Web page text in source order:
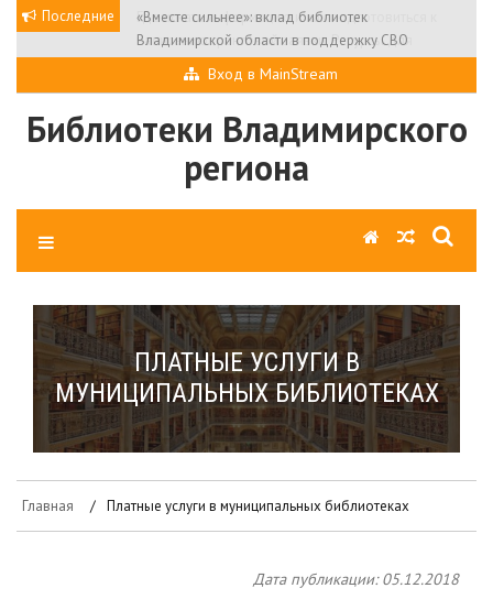
Skip
Последние
«Вместе сильнее»: вклад библиотек
Владимирской области в поддержку СВО
Вход в MainStream
Библиотеки Владимирского
региона
ПЛАТНЫЕ УСЛУГИ В
МУНИЦИПАЛЬНЫХ БИБЛИОТЕКАХ
Главная Платные услуги в муниципальных библиотеках
Дата публикации: 05.12.2018